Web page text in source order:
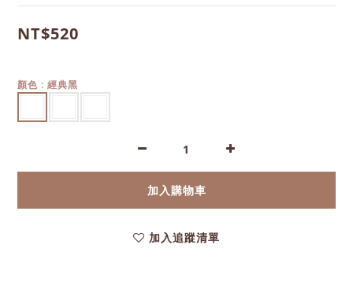
NT$520
顏色 : 經典黑
加入購物車
加入追蹤清單